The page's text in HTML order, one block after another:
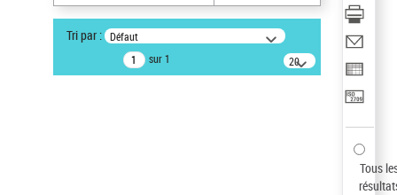
Type de notice d'autorité
Tri par : Défaut
sur 1
20
résultats/page
Tous